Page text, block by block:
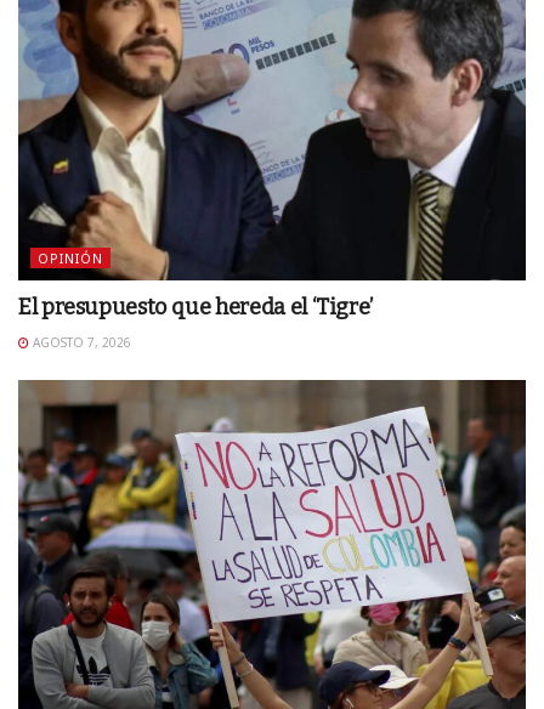
OPINIÓN
El presupuesto que hereda el ‘Tigre’
AGOSTO 7, 2026